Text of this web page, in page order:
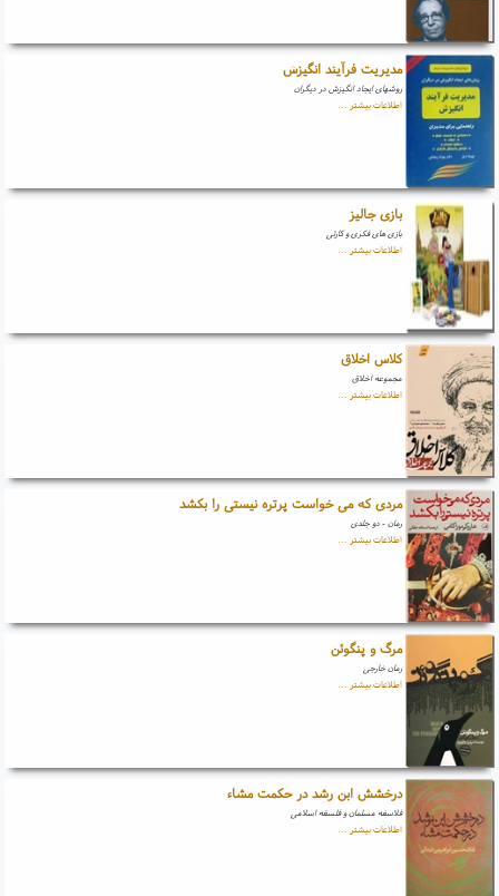
مدیریت فرآیند انگیزش
روشهای ایجاد انگیزش در دیگران
اطلاعات بیشتر ...
بازی جالیز
بازی های فکری و کارتی
اطلاعات بیشتر ...
کلاس اخلاق
مجموعه اخلاق
اطلاعات بیشتر ...
مردی که می خواست پرتره نیستی را بکشد
رمان - دو جلدی
اطلاعات بیشتر ...
مرگ و پنگوئن
رمان خارجی
اطلاعات بیشتر ...
درخشش ابن رشد در حکمت مشاء
فلاسفه مسلمان و فلسفه اسلامی
اطلاعات بیشتر ...